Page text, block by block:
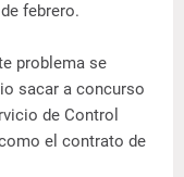
febrero.
problema se
sacar a concurso
de Control
el contrato de